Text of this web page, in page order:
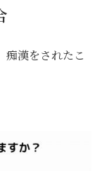
痴漢をされたこ